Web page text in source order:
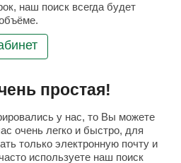
наш поиск всегда будет
простая!
у нас, то Вы можете
очень легко и быстро, для
только электронную почту и
используете наш поиск